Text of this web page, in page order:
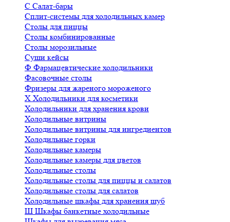
С Салат-бары
Сплит-системы для холодильных камер
Столы для пиццы
Столы комбинированные
Столы морозильные
Суши кейсы
Ф Фармацевтические холодильники
Фасовочные столы
Фризеры для жареного мороженого
Х Холодильники для косметики
Холодильники для хранения крови
Холодильные витрины
Холодильные витрины для ингредиентов
Холодильные горки
Холодильные камеры
Холодильные камеры для цветов
Холодильные столы
Холодильные столы для пиццы и салатов
Холодильные столы для салатов
Холодильные шкафы для хранения шуб
Ш Шкафы банкетные холодильные